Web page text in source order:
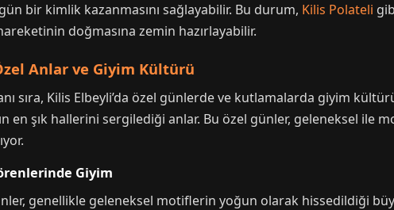
bir kimlik kazanmasını sağlayabilir. Bu durum, Kilis Polateli
doğmasına zemin hazırlayabilir.
Anlar ve Giyim Kültürü
sıra, Kilis Elbeyli’da özel günlerde ve kutlamalarda giyim
en şık hallerini sergilediği anlar. Bu özel günler, geleneksel
Giyim
genellikle geleneksel motiflerin yoğun olarak hissedildiği